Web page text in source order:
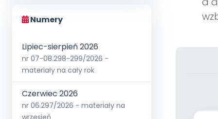
Numery
Lipiec-sierpień 2026
nr 07-08.298-299/2026 -
materiały na cały rok
Czerwiec 2026
nr 06.297/2026 - materiały na